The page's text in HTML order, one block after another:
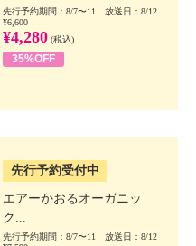
先行予約期間：8/7〜11 放送日：8/12
¥6,600
¥4,280 (税込)
35%OFF
先行予約受付中
エアーかおるオーガニッ
ク...
先行予約期間：8/7〜11 放送日：8/12